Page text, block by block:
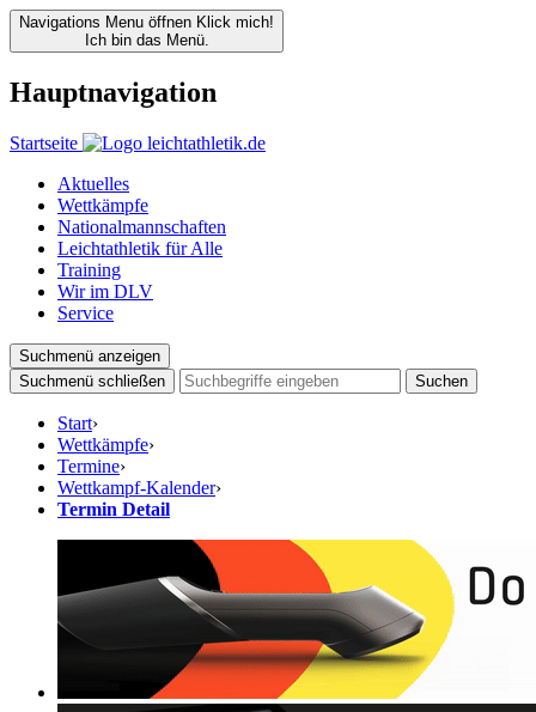
Navigations Menu öffnen Klick mich!
Ich bin das Menü.
Hauptnavigation
Startseite
Aktuelles
Wettkämpfe
Nationalmannschaften
Leichtathletik für Alle
Training
Wir im DLV
Service
Suchmenü anzeigen
Suchmenü schließen
Suchen
Start›
Wettkämpfe›
Termine›
Wettkampf-Kalender›
Termin Detail